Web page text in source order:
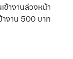
ข้างานล่วงหน้า
างาน 500 บาท